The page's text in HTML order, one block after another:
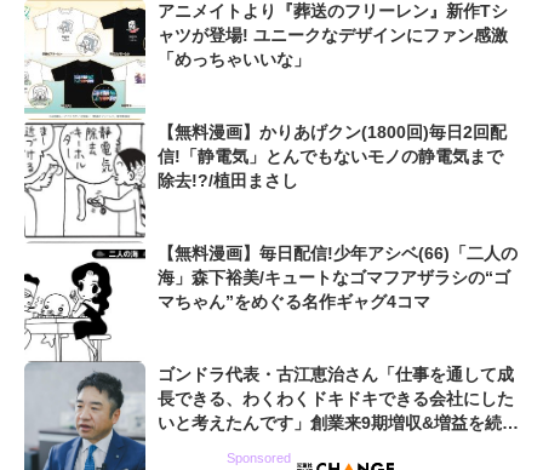
アニメイトより『葬送のフリーレン』新作Tシ
ャツが登場! ユニークなデザインにファン感激
「めっちゃいいな」
【無料漫画】かりあげクン(1800回)毎日2回配
信!「静電気」とんでもないモノの静電気まで
除去!?/植田まさし
【無料漫画】毎日配信!少年アシベ(66)「二人の
海」森下裕美/キュートなゴマフアザラシの“ゴ
マちゃん”をめぐる名作ギャグ4コマ
ゴンドラ代表・古江恵治さん「仕事を通して成
長できる、わくわくドキドキできる会社にした
いと考えたんです」創業来9期増収&増益を続け
Sponsored